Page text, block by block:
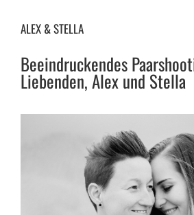
ALEX & STELLA
Beeindruckendes
Liebenden, Alex und Stella